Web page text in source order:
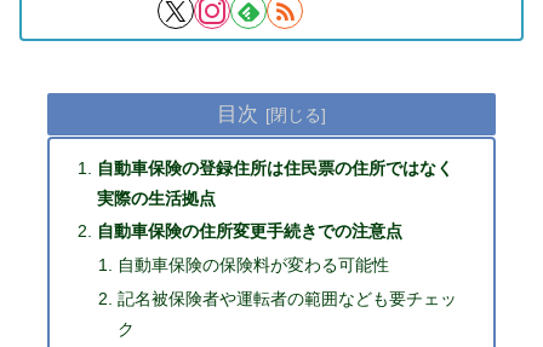
目次
自動車保険の登録住所は住民票の住所ではなく
実際の生活拠点
自動車保険の住所変更手続きでの注意点
自動車保険の保険料が変わる可能性
記名被保険者や運転者の範囲なども要チェッ
ク